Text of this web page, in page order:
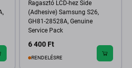
Ragasztó LCD-hez Side
(Adhesive) Samsung S26,
GH81-28528A, Genuine
Service Pack
6 400 Ft
RENDELÉSRE